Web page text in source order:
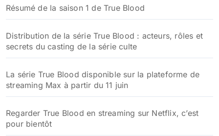
Résumé de la saison 1 de True Blood
Distribution de la série True Blood : acteurs, rôles et
secrets du casting de la série culte
La série True Blood disponible sur la plateforme de
streaming Max à partir du 11 juin
Regarder True Blood en streaming sur Netflix, c’est
pour bientôt